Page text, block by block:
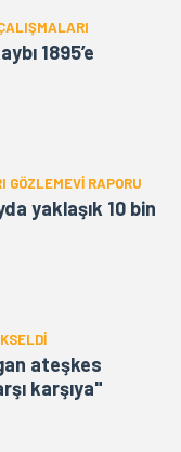
1895’e
GÖZLEMEVİ RAPORU
yaklaşık 10 bin
ateşkes
karşıya"